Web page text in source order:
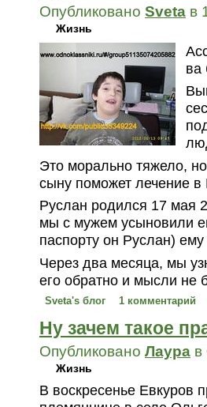
Опубликовано Sveta в
Жизнь
ва
Это морально тяжело,
сыну поможет лечение
Руслан родился 17 мая
мы с мужем усыновили
паспорту он Руслан)
Через два месяца, мы
его обратно и мысли
Sveta's блог 1 комментарий
Ну зачем такое
Опубликовано Лаура в
Жизнь
В воскресенье Евкуров